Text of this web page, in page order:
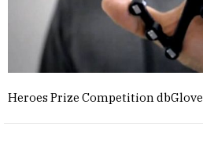
Heroes Prize Competition dbGlove